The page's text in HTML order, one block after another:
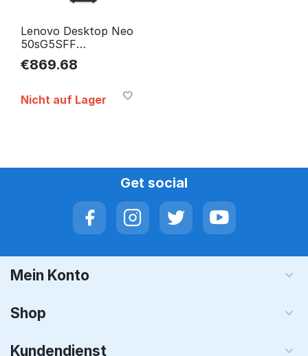
Lenovo Desktop Neo
50sG5SFF
12XF002HPB
12XF002HPB
€869.68
Nicht auf Lager
Get social
Mein Konto
Shop
Kundendienst